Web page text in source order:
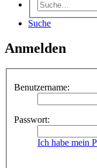
Suche
Anmelden
Benutzername:
Passwort:
Ich habe mein